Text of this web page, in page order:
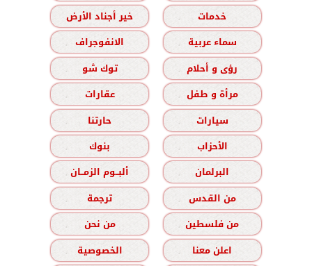
خدمات
خير أجناد الأرض
سماء عربية
الانفوجراف
رؤى و أحلام
توك شو
مرأة و طفل
عقارات
سيارات
حارتنا
الأحزاب
بنوك
البرلمان
ألبــوم الزمــان
من القدس
ترجمة
من فلسطين
من نحن
اعلن معنا
الخصوصية